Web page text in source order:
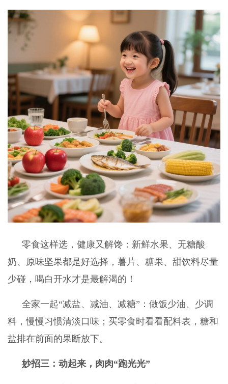
零食这样选，健康又解馋：新鲜水果、无糖酸
奶、原味坚果都是好选择，薯片、糖果、甜饮料尽量
少碰，喝白开水才是最解渴的！
全家一起“减盐、减油、减糖”：做饭少油、少调
料，慢慢习惯清淡口味；买零食时看看配料表，糖和
盐排在前面的果断放下。
妙招三：动起来，肉肉“跑光光”